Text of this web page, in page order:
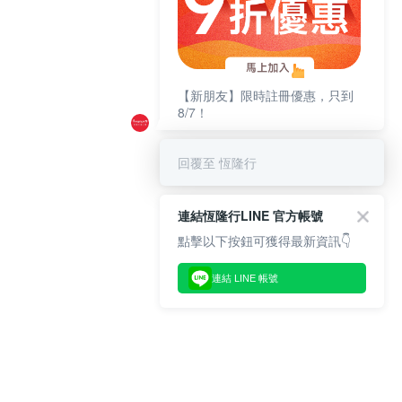
【新朋友】限時註冊優惠，只到
8/7！
回覆至 恆隆行
連結恆隆行LINE 官方帳號
點擊以下按鈕可獲得最新資訊👇
連結 LINE 帳號